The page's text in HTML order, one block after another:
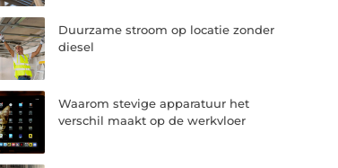
Duurzame stroom op locatie zonder
diesel
Waarom stevige apparatuur het
verschil maakt op de werkvloer